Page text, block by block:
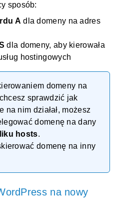
sposób:
A dla domeny na adres
dla domeny, aby kierowała
hostingowych
domeny na
sprawdzić jak
na nim działał, możesz
domenę na dany
hosts.
domenę na inny
na nowy